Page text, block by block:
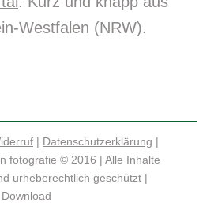
Westfalen (NRW).
| Datenschutzerklärung |
fotografie © 2016 | Alle Inhalte
urheberechtlich geschützt |
Download